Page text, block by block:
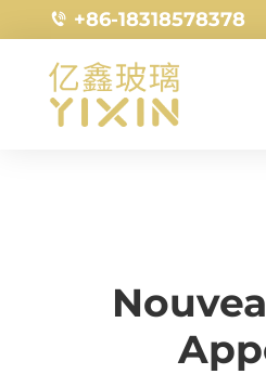
+86-18318578378